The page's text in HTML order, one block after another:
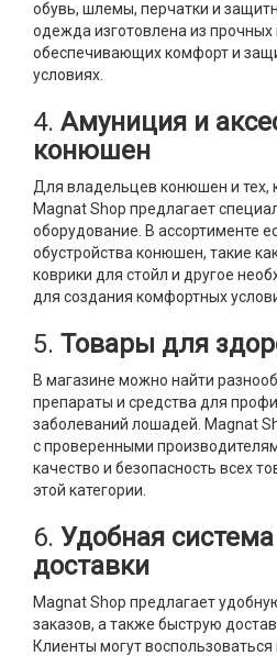
обувь, шлемы, перчатки и
одежда изготовлена из прочных
обеспечивающих комфорт и
условиях.
4. Амуниция и
конюшен
Для владельцев конюшен и тех,
Magnat Shop предлагает
оборудование. В ассортименте
обустройства конюшен, такие
коврики для стойл и другое
для создания комфортных
5. Товары для
В магазине можно найти
препараты и средства для
заболеваний лошадей. Magnat
с проверенными
качество и безопасность всех
этой категории.
6. Удобная
доставки
Magnat Shop предлагает
заказов, а также быструю
Клиенты могут